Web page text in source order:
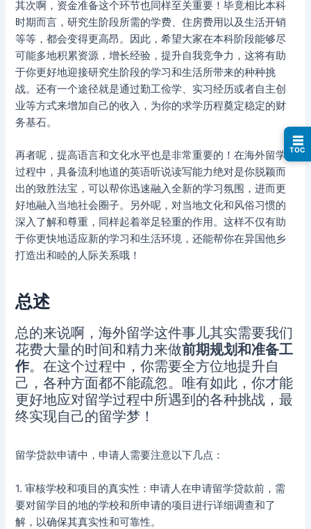
其次啊，资金准备这个环节也同样至关重要！毕竟相比本科
时期而言，研究生阶段所需的学费、住房费用以及生活开销
等等，都会变得更高昂。因此，希望大家在本科阶段能够尽
可能多地积累资源，增长经验，提升自我竞争力，这将有助
于你更好地迎接研究生阶段的学习和生活所带来的种种挑
战。还有一个途径就是通过勤工俭学、实习经历或者自主创
业等方式来增加自己的收入，为你的求学历程奠定稳定的财
务基石。
再者呢，提高语言和文化水平也是非常重要的！在海外留学
过程中，具备流利地道的英语听说读写能力绝对是你脱颖而
出的致胜法宝，可以帮你迅速融入全新的学习氛围，进而更
好地融入当地社会圈子。另外呢，对当地文化和风俗习惯的
深入了解和尊重，同样起着举足轻重的作用。这样不仅有助
于你更快地适应新的学习和生活环境，还能帮你在异国他乡
打造出和睦的人际关系哦！
总述
总的来说啊，海外留学这件事儿其实需要我们
花费大量的时间和精力来做前期规划和准备工
作。在这个过程中，你需要全方位地提升自
己，各种方面都不能疏忽。唯有如此，你才能
更好地应对留学过程中所遇到的各种挑战，最
终实现自己的留学梦！
留学贷款申请中，申请人需要注意以下几点：
1. 审核学校和项目的真实性：申请人在申请留学贷款前，需
要对留学目的地的学校和所申请的项目进行详细调查和了
解，以确保其真实性和可靠性。
☰
TOC